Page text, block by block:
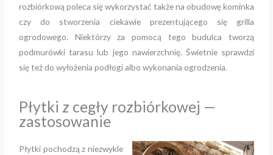
rozbiórkową poleca się wykorzystać także na obudowę kominka
czy do stworzenia ciekawie prezentującego się grilla
ogrodowego. Niektórzy za pomocą tego budulca tworzą
podmurówki tarasu lub jego nawierzchnię. Świetnie sprawdzi
się też do wyłożenia podłogi albo wykonania ogrodzenia.
Płytki z cegły rozbiórkowej —
zastosowanie
Płytki pochodzą z niezwykle